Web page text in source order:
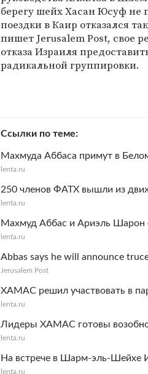
берегу шейх Хасан Юсуф не
поездки в Каир отказался
пишет Jerusalem Post, свое
отказа Израиля
радикальной группировки.
Ссылки по теме
Махмуда Аббаса примут в
lenta.ru
250 членов ФАТХ вышли из
lenta.ru
Махмуд Аббас и Ариэль Шарон
lenta.ru
Abbas says he will announce
Jerusalem Post
ХАМАС решил участвовать в
lenta.ru
Лидеры ХАМАС готовы
lenta.ru
На встрече в Шарм-эль-Шейхе
lenta.ru